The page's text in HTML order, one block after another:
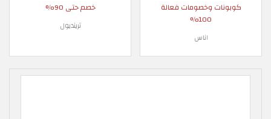
كوبونات وخصومات فعالة
100%
اناس
خصم حتى 90%
ترينديول